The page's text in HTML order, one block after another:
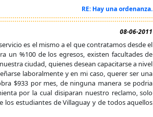
RE: Hay una ordenanza.
08-06-2011
es el mismo a el que contratamos desde el
un %100 de los egresos, existen facultades de
ciudad, quienes desean capacitarse a nivel
laboralmente y en mi caso, querer ser una
$933 por mes, de ninguna manera se podria
por la cual disiparan nuestro reclamo, solo
estudiantes de Villaguay y de todos aquellos